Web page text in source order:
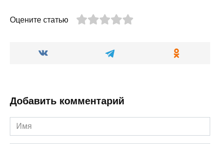
Оцените статью
Добавить комментарий
Имя
*